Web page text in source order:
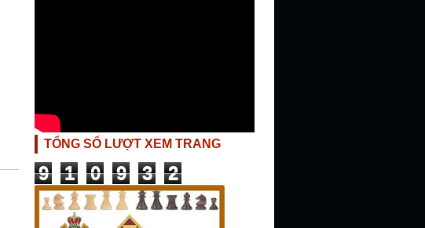
TỔNG SỐ LƯỢT XEM TRANG
9 1 0 9 3 2